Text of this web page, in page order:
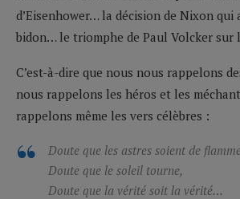
d’Eisenhower… la décision de Nixon qui
bidon… le triomphe de Paul Volcker sur
C’est-à-dire que nous nous rappelons
nous rappelons les héros et les
rappelons même les vers célèbres :
Doute que les astres soient de
Doute que le soleil tourne,
Doute que la vérité soit la vérité…